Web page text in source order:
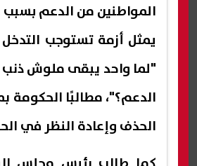
المواطنين من الدعم بسبب
يمثل أزمة تستوجب التدخل
"لما واحد يبقى ملوش ذنب
الدعم؟"، مطالبًا الحكومة
الحذف وإعادة النظر في